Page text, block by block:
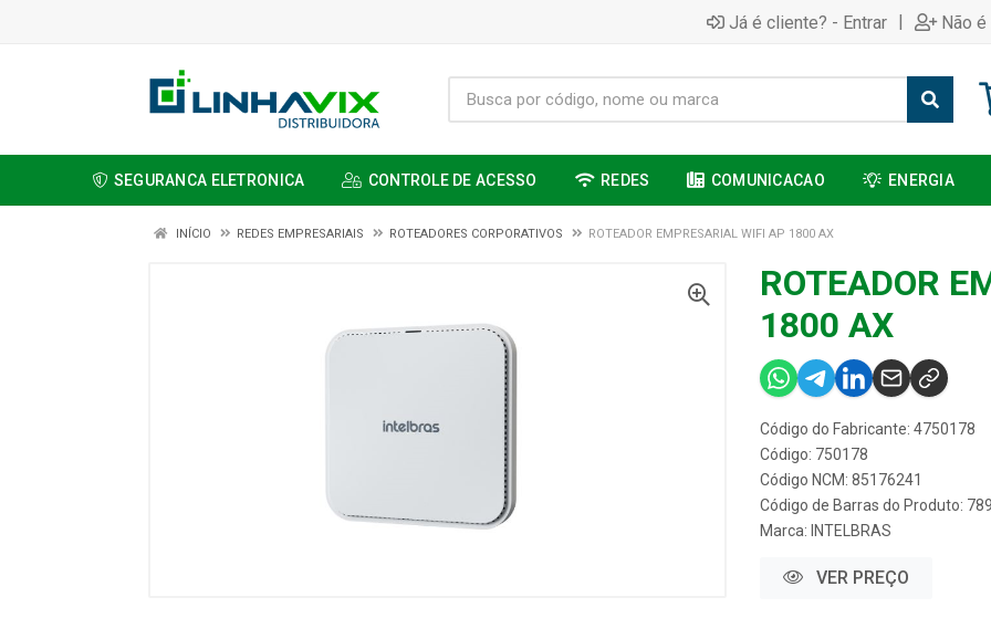
Já é cliente? - Entrar | Não
SEGURANCA ELETRONICA CONTROLE DE ACESSO REDES COMUNICACAO ENERGIA
INÍCIO REDES EMPRESARIAIS ROTEADORES CORPORATIVOS ROTEADOR EMPRESARIAL WIFI AP 1800 AX
ROTEADOR
1800 AX
Código do Fabricante: 4750178
Código: 750178
Código NCM: 85176241
Código de Barras do Produto:
Marca: INTELBRAS
VER PREÇO